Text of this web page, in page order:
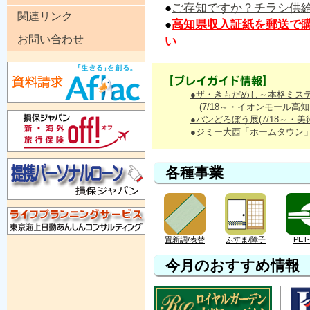
関連リンク
お問い合わせ
●ご存知ですか？チラシ供
●高知県収入証紙を郵送で
い
【プレイガイド情報】
●ザ・きもだめし～本格ミス
(7/18～・イオンモール高知
●パンどろぼう展(7/18～・美
●ジミー大西「ホームタウン
各種事業
畳新調/表替 ふすま/障子
今月のおすすめ情報